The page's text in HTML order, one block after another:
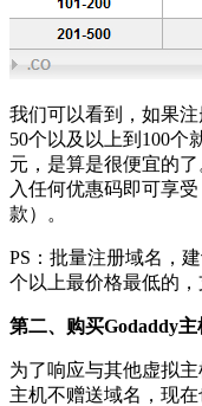
我们可以看到，如果
50个以及以上到100个
元，是算是很便宜的
入任何优惠码即可享
款）。
PS：批量注册域名，
个以上最价格最低的，
第二、购买Godaddy
为了响应与其他虚拟
主机不赠送域名，现